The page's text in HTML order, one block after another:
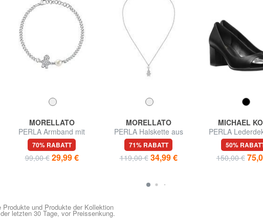
MORELLATO
PERLA Armband mit
Charme
70% RABATT
99,00 € 29,99 €
MORELLATO
PERLA Halskette aus
925er Silber
71% RABATT
119,00 € 34,99 €
MICHAEL
PERLA
50%
150,00 €
und Produkte der Kollektion
letzten 30 Tage, vor Preissenkung.